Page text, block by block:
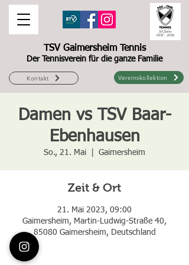
TSV Gaimersheim Tennis
Der Tennisverein für die ganze Familie
Vereinskollektion
Kontakt
Damen vs TSV Baar-
Ebenhausen
So., 21. Mai Gaimersheim
Zeit & Ort
21. Mai 2023, 09:00
Gaimersheim, Martin-Ludwig-Straße 40,
85080 Gaimersheim, Deutschland